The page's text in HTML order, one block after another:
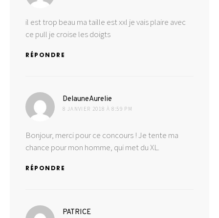
il est trop beau ma taille est xxl je vais plaire avec
ce pull je croise les doigts
RÉPONDRE
DelauneAurelie
8 JANVIER 2018 À 8:59 PM
Bonjour, merci pour ce concours ! Je tente ma
chance pour mon homme, qui met du XL.
RÉPONDRE
PATRICE